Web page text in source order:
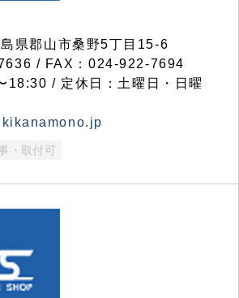
県郡山市桑野5丁目15-6
/ FAX：024-922-7694
18:30 / 定休日：土曜日・日曜
・取付可